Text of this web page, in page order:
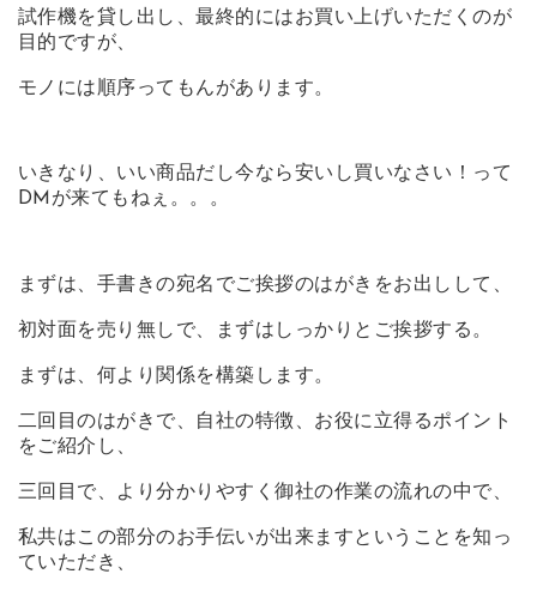
試作機を貸し出し、最終的にはお買い上げいただくのが
目的ですが、
モノには順序ってもんがあります。
いきなり、いい商品だし今なら安いし買いなさい！って
DMが来てもねぇ。。。
まずは、手書きの宛名でご挨拶のはがきをお出しして、
初対面を売り無しで、まずはしっかりとご挨拶する。
まずは、何より関係を構築します。
二回目のはがきで、自社の特徴、お役に立得るポイント
をご紹介し、
三回目で、より分かりやすく御社の作業の流れの中で、
私共はこの部分のお手伝いが出来ますということを知っ
ていただき、